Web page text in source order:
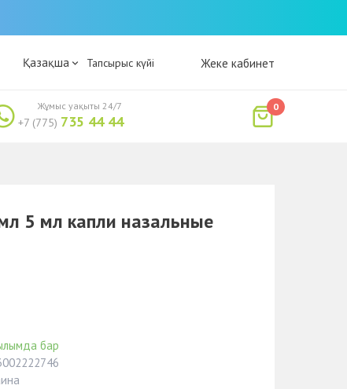
Қазақша Тапсырыс күйі Жеке кабинет
+7 (775) 735 44 44
Жұмыс уақыты 24/7 0
5 мл капли назальные
бар